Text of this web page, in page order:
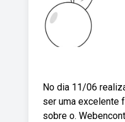
No dia 11/06
ser uma excelente
sobre o.